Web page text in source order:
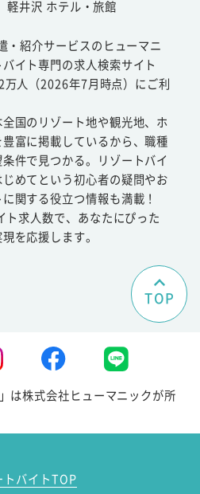
軽井沢 ホテル・旅館
・紹介サービスのヒューマニ
イト専門の求人検索サイト
人（2026年7月時点）にご利
国のリゾート地や観光地、ホ
富に掲載しているから、職種
件で見つかる。リゾートバイ
めてという初心者の疑問やお
関する役立つ情報も満載！
求人数で、あなたにぴった
を応援します。
TOP
は株式会社ヒューマニックが所
トバイトTOP